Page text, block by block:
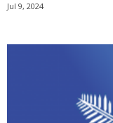
Jul 9, 2024